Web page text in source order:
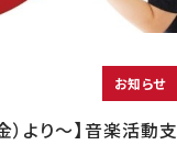
お知らせ
）より～】音楽活動支